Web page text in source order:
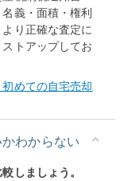
義・面積・権利
り正確な査定に
トアップしてお
めての自宅売却
わからない
しましょう。